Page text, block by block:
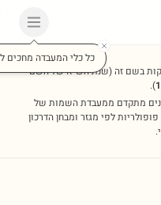
כל כלי המעבדה מחכים
בשם זה(שנת השיא של השם
).
מתקדם ממעבדת השמות של
לפי מגזר ומבחן הדרכון